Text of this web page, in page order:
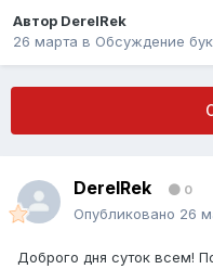
Автор DerelRek
26 марта в Обсуждение
DerelRek 0
Опубликовано 26
Доброго дня суток всем!